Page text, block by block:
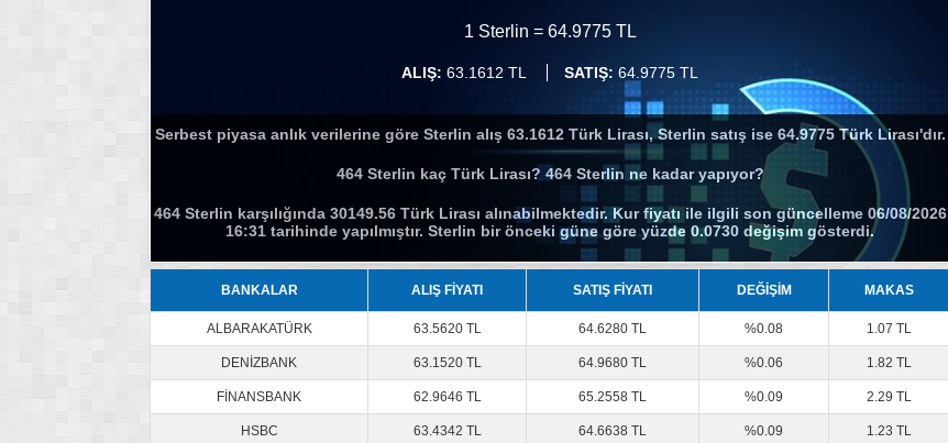
1 Sterlin = 64.9775 TL
ALIŞ: 63.1612 TL SATIŞ: 64.9775 TL
Serbest piyasa anlık verilerine göre Sterlin alış 63.1612 Türk Lirası, Sterlin satış ise 64.9775 Türk Lirası'dır.
464 Sterlin kaç Türk Lirası? 464 Sterlin ne kadar yapıyor?
464 Sterlin karşılığında 30149.56 Türk Lirası alınabilmektedir. Kur fiyatı ile ilgili son güncelleme 06/08/2026
16:31 tarihinde yapılmıştır. Sterlin bir önceki güne göre yüzde 0.0730 değişim gösterdi.
BANKALAR ALIŞ FİYATI SATIŞ FİYATI DEĞİŞİM MAKAS
ALBARAKATÜRK 63.5620 TL 64.6280 TL %0.08 1.07 TL
DENİZBANK 63.1520 TL 64.9680 TL %0.06 1.82 TL
FİNANSBANK 62.9646 TL 65.2558 TL %0.09 2.29 TL
HSBC 63.4342 TL 64.6638 TL %0.09 1.23 TL